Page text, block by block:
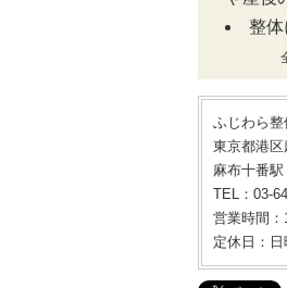
整体
ふじわら整
東京都港区
麻布十番
TEL：03-
営業時間：
定休日：日